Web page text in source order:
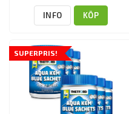
INFO KÖP
SUPERPRIS!